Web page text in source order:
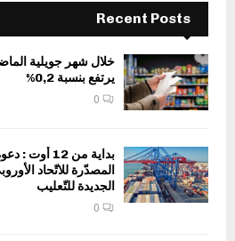
Recent Posts
خلال شهر جويلية
يرتفع بنسبة 0,2%
0
بداية من 12
المصدّرة للاتّحاد
الجديدة للتّعليب
0